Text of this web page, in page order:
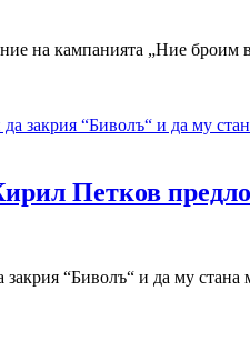
на кампанията „Ние
Петков
“Биволъ“ и да му